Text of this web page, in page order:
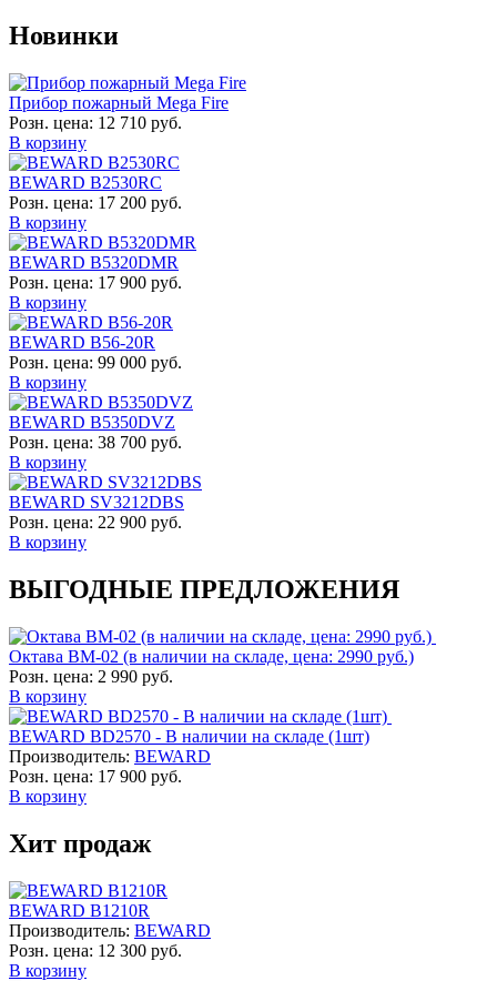
Новинки
Прибор пожарный Mega Fire
Розн. цена: 12 710 руб.
В корзину
BEWARD B2530RC
Розн. цена: 17 200 руб.
В корзину
BEWARD B5320DMR
Розн. цена: 17 900 руб.
В корзину
BEWARD B56-20R
Розн. цена: 99 000 руб.
В корзину
BEWARD B5350DVZ
Розн. цена: 38 700 руб.
В корзину
BEWARD SV3212DBS
Розн. цена: 22 900 руб.
В корзину
ВЫГОДНЫЕ ПРЕДЛОЖЕНИЯ
Октава ВМ-02 (в наличии на складе, цена: 2990 руб.)
Розн. цена: 2 990 руб.
В корзину
BEWARD BD2570 - В наличии на складе (1шт)
Производитель: BEWARD
Розн. цена: 17 900 руб.
В корзину
Хит продаж
BEWARD B1210R
Производитель: BEWARD
Розн. цена: 12 300 руб.
В корзину